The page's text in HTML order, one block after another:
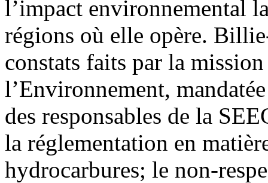
l’impact environnemental
régions où elle opère.
constats faits par la
l’Environnement,
des responsables de la
la réglementation en
hydrocarbures; le non-